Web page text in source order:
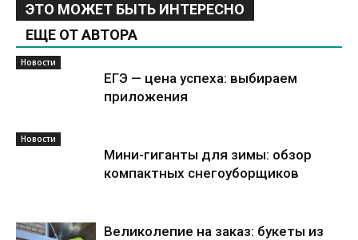
ЭТО МОЖЕТ БЫТЬ ИНТЕРЕСНО
ЕЩЕ ОТ АВТОРА
Новости
ЕГЭ — цена успеха: выбираем
приложения
Новости
Мини-гиганты для зимы: обзор
компактных снегоуборщиков
Великолепие на заказ: букеты из